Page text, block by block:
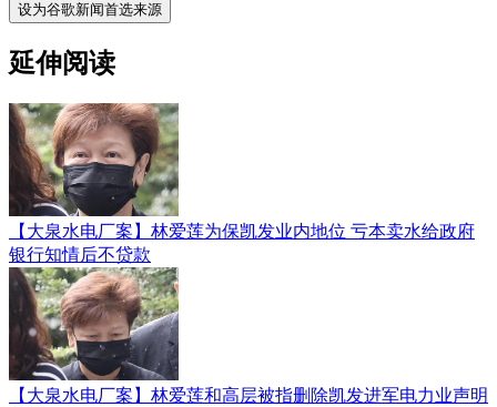
设为谷歌新闻首选来源
延伸阅读
【大泉水电厂案】林爱莲为保凯发业内地位 亏本卖水给政府
银行知情后不贷款
【大泉水电厂案】林爱莲和高层被指删除凯发进军电力业声明